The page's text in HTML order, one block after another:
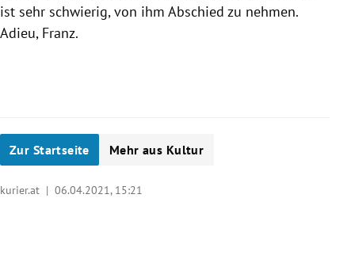
ist sehr schwierig, von ihm Abschied zu nehmen.
Adieu, Franz.
Zur Startseite Mehr aus Kultur
kurier.at | 06.04.2021, 15:21